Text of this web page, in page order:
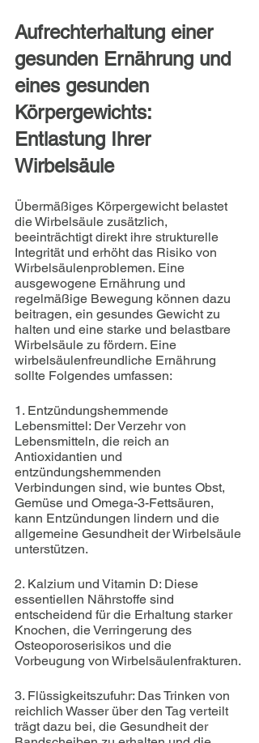
Aufrechterhaltung einer
gesunden Ernährung und
eines gesunden
Körpergewichts:
Entlastung Ihrer
Wirbelsäule
Übermäßiges Körpergewicht belastet
die Wirbelsäule zusätzlich,
beeinträchtigt direkt ihre strukturelle
Integrität und erhöht das Risiko von
Wirbelsäulenproblemen. Eine
ausgewogene Ernährung und
regelmäßige Bewegung können dazu
beitragen, ein gesundes Gewicht zu
halten und eine starke und belastbare
Wirbelsäule zu fördern. Eine
wirbelsäulenfreundliche Ernährung
sollte Folgendes umfassen:
1. Entzündungshemmende
Lebensmittel: Der Verzehr von
Lebensmitteln, die reich an
Antioxidantien und
entzündungshemmenden
Verbindungen sind, wie buntes Obst,
Gemüse und Omega-3-Fettsäuren,
kann Entzündungen lindern und die
allgemeine Gesundheit der Wirbelsäule
unterstützen.
2. Kalzium und Vitamin D: Diese
essentiellen Nährstoffe sind
entscheidend für die Erhaltung starker
Knochen, die Verringerung des
Osteoporoserisikos und die
Vorbeugung von Wirbelsäulenfrakturen.
3. Flüssigkeitszufuhr: Das Trinken von
reichlich Wasser über den Tag verteilt
trägt dazu bei, die Gesundheit der